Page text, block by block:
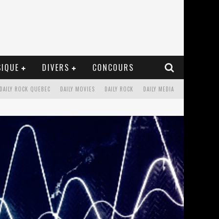
DIVERS CONCOURS
DAILY MEDIA
DAILY ROCK
DAILY MOVIES
DAILY ROCK QUEBEC